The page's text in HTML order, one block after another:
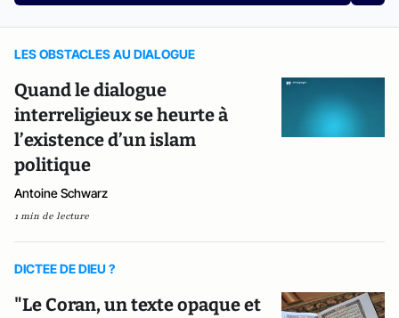
LES OBSTACLES AU DIALOGUE
Quand le dialogue
interreligieux se heurte à
l’existence d’un islam
politique
Antoine Schwarz
1 min de lecture
DICTEE DE DIEU ?
"Le Coran, un texte opaque et